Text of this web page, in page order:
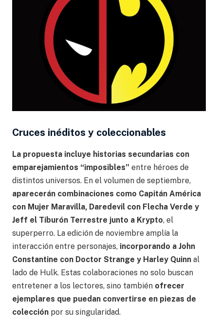
Cruces inéditos y coleccionables
La propuesta incluye historias secundarias con
emparejamientos “imposibles” entre héroes de
distintos universos. En el volumen de septiembre,
aparecerán combinaciones como Capitán América
con Mujer Maravilla, Daredevil con Flecha Verde y
Jeff el Tiburón Terrestre junto a Krypto, el
superperro. La edición de noviembre amplía la
interacción entre personajes, incorporando a John
Constantine con Doctor Strange y Harley Quinn al
lado de Hulk. Estas colaboraciones no solo buscan
entretener a los lectores, sino también ofrecer
ejemplares que puedan convertirse en piezas de
colección por su singularidad.